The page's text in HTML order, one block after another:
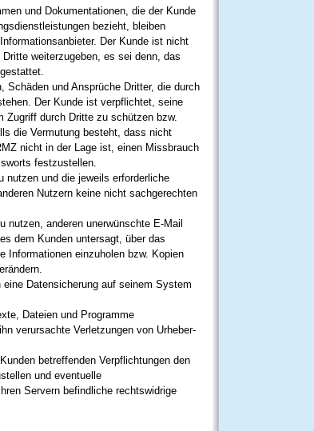
und Dokumentationen, die der Kunde
bezieht, bleiben
Der Kunde ist nicht
weiterzugeben, es sei denn, das
und Ansprüche Dritter, die durch
Der Kunde ist verpflichtet, seine
Zugriff durch Dritte zu schützen bzw.
die Vermutung besteht, dass nicht
nicht in der Lage ist, einen Missbrauch
festzustellen.
und die jeweils erforderliche
Nutzern keine nicht sachgerechten
nutzen, anderen unerwünschte E-Mail
dem Kunden untersagt, über das
Informationen einzuholen bzw. Kopien
Datensicherung auf seinem System
Dateien und Programme
verursachte Verletzungen von Urheber-
betreffenden Verpflichtungen den
und eventuelle
Servern befindliche rechtswidrige